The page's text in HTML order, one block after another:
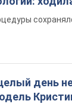
день